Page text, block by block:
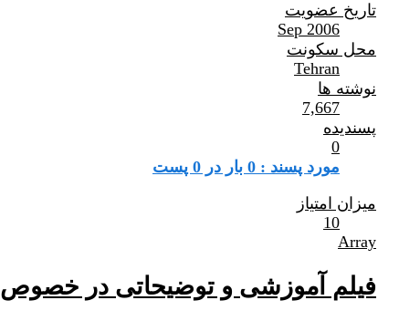
تاریخ عضویت
Sep 2006
محل سکونت
Tehran
نوشته ها
7,667
پسندیده
0
مورد پسند : 0 بار در 0 پست
میزان امتیاز
10
Array
فیلم آموزشی و توضیحاتی در خصوص CALPUFF